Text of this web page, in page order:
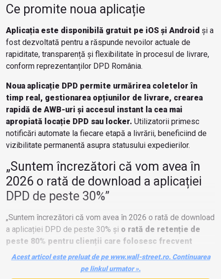
Ce promite noua aplicație
Aplicația este disponibilă gratuit pe iOS și Android și a
fost dezvoltată pentru a răspunde nevoilor actuale de
rapiditate, transparență și flexibilitate în procesul de livrare,
conform reprezentanților DPD România.
Noua aplicație DPD permite urmărirea coletelor în
timp real, gestionarea opțiunilor de livrare, crearea
rapidă de AWB-uri și accesul instant la cea mai
apropiată locație DPD sau locker. Utilizatorii primesc
notificări automate la fiecare etapă a livrării, beneficiind de
vizibilitate permanentă asupra statusului expedierilor.
„Suntem încrezători că vom avea în
2026 o rată de download a aplicației
DPD de peste 30%”
„Suntem încrezători că vom avea în 2026 o rată de download
a aplicației DPD de peste 30% și o rată de retenție de
peste 80% pentru clienții care folosesc frecvent
serviciile de curierat” , a declarat Adela Chiru, Marketing
Acest articol este preluat de pe www.wall-street.ro. Continuarea
pe linkul urmator ».